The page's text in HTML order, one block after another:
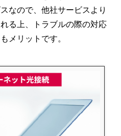
なので、他社サービスより
る上、トラブルの際の対応
メリットです。